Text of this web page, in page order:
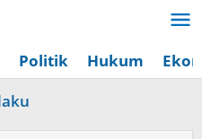
Politik Hukum